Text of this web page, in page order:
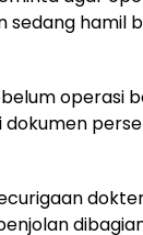
sedang hamil
operasi